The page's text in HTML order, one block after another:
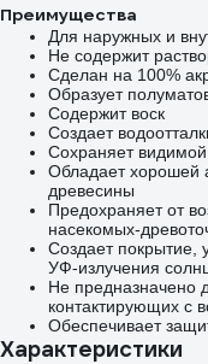
Преимущества
Для наружных и
Не содержит
Сделан на 100%
Образует
Содержит воск
Создает
Сохраняет видимой
Обладает хорошей
древесины
Предохраняет от
насекомых-
Создает покрытие,
УФ-излучения
Не предназначено
контактирующих с
Обеспечивает
Характеристики